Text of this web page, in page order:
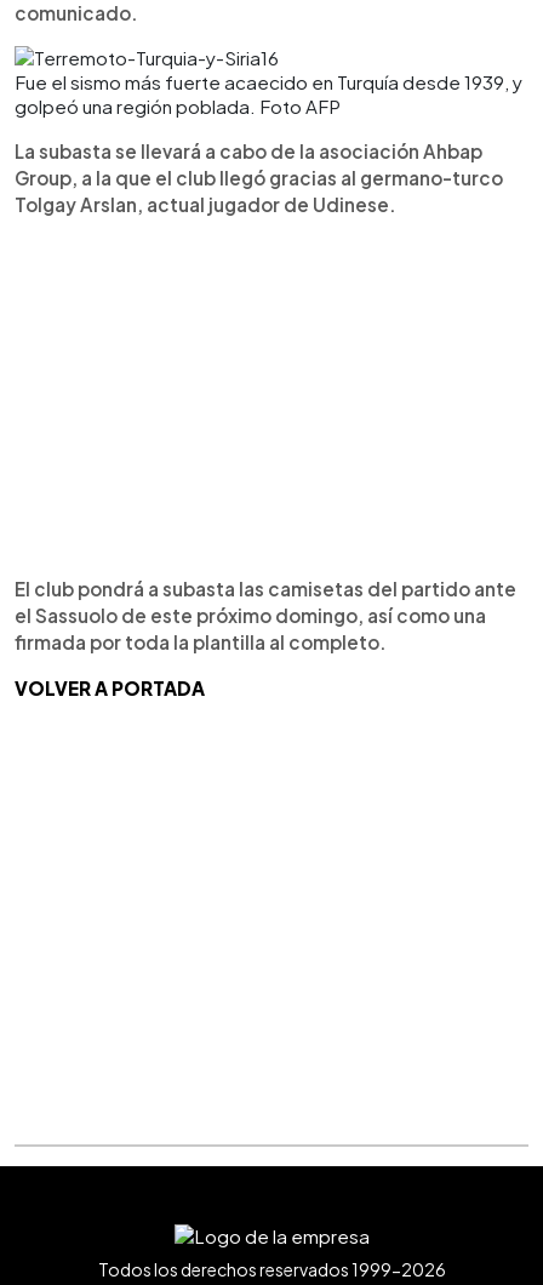
comunicado.
Fue el sismo más fuerte acaecido en Turquía desde 1939, y
golpeó una región poblada. Foto AFP
La subasta se llevará a cabo de la asociación Ahbap
Group, a la que el club llegó gracias al germano-turco
Tolgay Arslan, actual jugador de Udinese.
El club pondrá a subasta las camisetas del partido ante
el Sassuolo de este próximo domingo, así como una
firmada por toda la plantilla al completo.
VOLVER A PORTADA
Todos los derechos reservados 1999-2026